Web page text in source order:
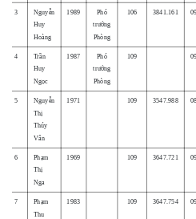
3
Nguyễn
Huy
Hoàng
1989
Phó
trưởng
Phòng
106 3841.161
4
Trần
Huy
Ngọc
1987
Phó
trưởng
Phòng
109
5
Nguyễn
Thị
Thúy
Vân
1971 109 3547.988
6 Phạm
Thị
Nga
1969 109 3647.721
7 Phạm
Thu
1983 109 3647.754